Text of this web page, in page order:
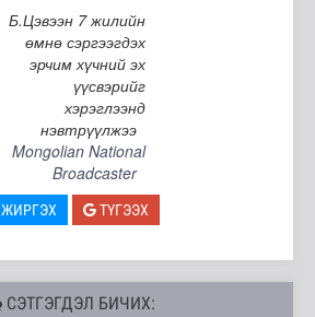
Б.Цэвээн 7 жилийн
өмнө сэргээгдэх
эрчим хүчний эх
үүсвэрийг
хэрэглээнд
нэвтрүүлжээ
Mongolian National
Broadcaster
ЖИРГЭХ ТҮГЭЭХ
СЭТГЭГДЭЛ БИЧИХ: